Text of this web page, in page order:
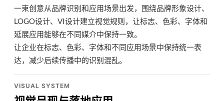
一束创意从品牌识别和应用场景出发，围绕品牌形象设计、
LOGO设计、VI设计建立视觉规则，让标志、色彩、字体和
延展应用能够在不同媒介中保持一致。
让企业在标志、色彩、字体和不同应用场景中保持统一表
达，减少后续传播中的识别混乱。
VISUAL SYSTEM